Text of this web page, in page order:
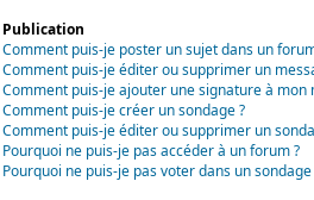
Publication
Comment puis-je poster un sujet dans un
Comment puis-je éditer ou supprimer un
Comment puis-je ajouter une signature à mon
Comment puis-je créer un sondage ?
Comment puis-je éditer ou supprimer un
Pourquoi ne puis-je pas accéder à un forum ?
Pourquoi ne puis-je pas voter dans un sondage